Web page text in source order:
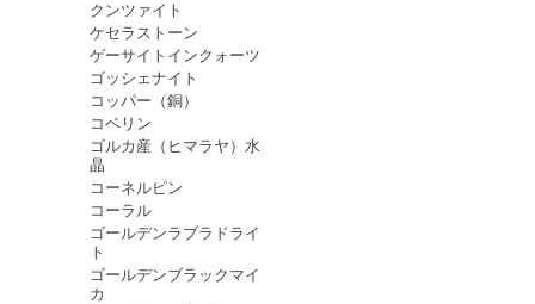
クンツァイト
ケセラストーン
ゲーサイトインクォーツ
ゴッシェナイト
コッパー（銅）
コベリン
ゴルカ産（ヒマラヤ）水
晶
コーネルピン
コーラル
ゴールデンラブラドライ
ト
ゴールデンブラックマイ
カ